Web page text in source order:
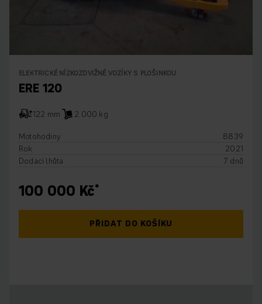
ELEKTRICKÉ NÍZKOZDVIŽNÉ VOZÍKY S PLOŠINKOU
ERE 120
122 mm
2.000 kg
Motohodiny
8839
Rok
2021
Dodací lhůta
7 dnů
100 000 Kč
PŘIDAT DO KOŠÍKU